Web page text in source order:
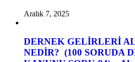
Aralık 7, 2025
DERNEK GELİRLERİ
NEDİR? (100 SORUDA